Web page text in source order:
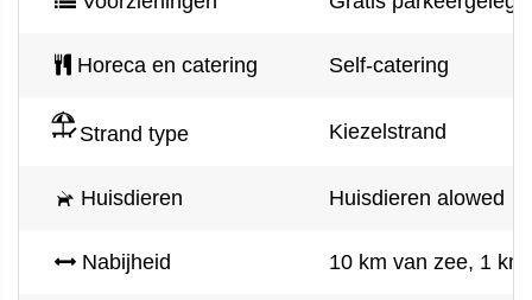
Horeca en catering Self-catering
Strand type Kiezelstrand
Huisdieren Huisdieren alowed
Nabijheid 10 km van zee, 1